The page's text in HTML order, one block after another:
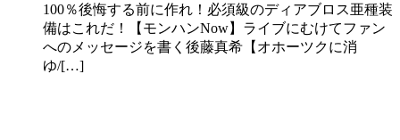
100％後悔する前に作れ！必須級のディアブロス亜種装
備はこれだ！【モンハンNow】ライブにむけてファン
へのメッセージを書く後藤真希【オホーツクに消
ゆ/[…]